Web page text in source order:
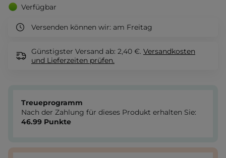
Verfügbar
Versenden können wir: am Freitag
Günstigster Versand ab: 2,40 €. Versandkosten
und Lieferzeiten prüfen.
Treueprogramm
Nach der Zahlung für dieses Produkt erhalten Sie:
46.99 Punkte